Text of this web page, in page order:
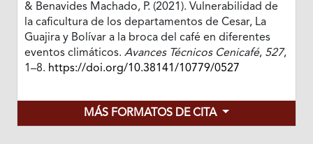
& Benavides Machado, P. (2021). Vulnerabilidad de
la caficultura de los departamentos de Cesar, La
Guajira y Bolívar a la broca del café en diferentes
eventos climáticos. Avances Técnicos Cenicafé, 527,
1–8. https://doi.org/10.38141/10779/0527
MÁS FORMATOS DE CITA